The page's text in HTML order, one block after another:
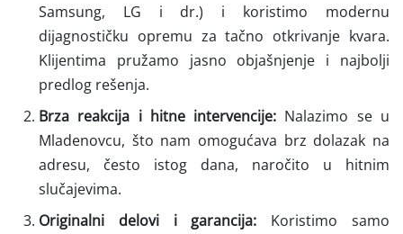
Samsung, LG i dr.) i koristimo modernu
dijagnostičku opremu za tačno otkrivanje kvara.
Klijentima pružamo jasno objašnjenje i najbolji
predlog rešenja.
Brza reakcija i hitne intervencije: Nalazimo se u
Mladenovcu, što nam omogućava brz dolazak na
adresu, često istog dana, naročito u hitnim
slučajevima.
Originalni delovi i garancija: Koristimo samo